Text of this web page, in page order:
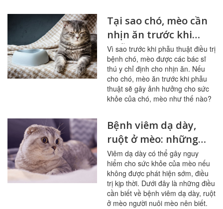
Tại sao chó, mèo cần
nhịn ăn trước khi
phẫu thuật điều trị
bệnh
Vì sao trước khi phẫu thuật điều trị
bệnh chó, mèo được các bác sĩ
thú y chỉ định cho nhịn ăn. Nếu
cho chó, mèo ăn trước khi phẫu
thuật sẽ gây ảnh hưởng cho sức
khỏe của chó, mèo như thế nào?
Bệnh viêm dạ dày,
ruột ở mèo: những
điều cần biết
Viêm dạ dày có thể gây nguy
hiểm cho sức khỏe của mèo nếu
không được phát hiện sớm, điều
trị kịp thời. Dưới đây là những điều
cần biết về bệnh viêm dạ dày, ruột
ở mèo người nuôi mèo nên biết.